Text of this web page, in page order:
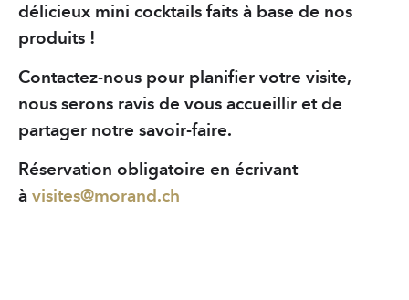
délicieux mini cocktails faits à base de nos
produits !
Contactez-nous pour planifier votre visite,
nous serons ravis de vous accueillir et de
partager notre savoir-faire.
Réservation obligatoire en écrivant
à visites@morand.ch